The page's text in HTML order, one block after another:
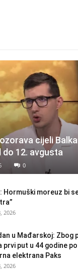
cijeli
12. avgusta
0
Hormuški moreuz bi
2026
u Mađarskoj: Zbog
prvi put u 44 godine
elektrana Paks
2026